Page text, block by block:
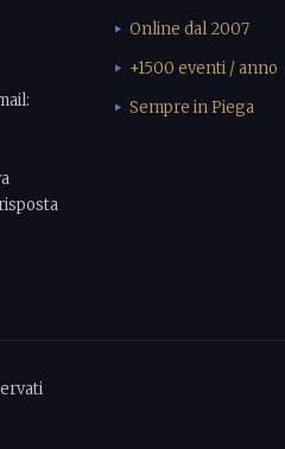
Online dal 2007
+1500 eventi / anno
Sempre in Piega